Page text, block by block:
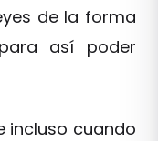
de la forma
así poder
incluso cuando